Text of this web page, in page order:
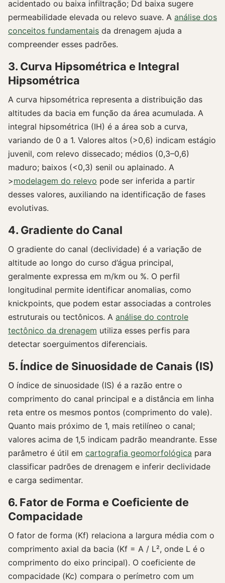
acidentado ou baixa infiltração; Dd baixa sugere
permeabilidade elevada ou relevo suave. A análise dos
conceitos fundamentais da drenagem ajuda a
compreender esses padrões.
3. Curva Hipsométrica e Integral
Hipsométrica
A curva hipsométrica representa a distribuição das
altitudes da bacia em função da área acumulada. A
integral hipsométrica (IH) é a área sob a curva,
variando de 0 a 1. Valores altos (>0,6) indicam estágio
juvenil, com relevo dissecado; médios (0,3–0,6)
maduro; baixos (<0,3) senil ou aplainado. A
>modelagem do relevo pode ser inferida a partir
desses valores, auxiliando na identificação de fases
evolutivas.
4. Gradiente do Canal
O gradiente do canal (declividade) é a variação de
altitude ao longo do curso d’água principal,
geralmente expressa em m/km ou %. O perfil
longitudinal permite identificar anomalias, como
knickpoints, que podem estar associadas a controles
estruturais ou tectônicos. A análise do controle
tectônico da drenagem utiliza esses perfis para
detectar soerguimentos diferenciais.
5. Índice de Sinuosidade de Canais (IS)
O índice de sinuosidade (IS) é a razão entre o
comprimento do canal principal e a distância em linha
reta entre os mesmos pontos (comprimento do vale).
Quanto mais próximo de 1, mais retilíneo o canal;
valores acima de 1,5 indicam padrão meandrante. Esse
parâmetro é útil em cartografia geomorfológica para
classificar padrões de drenagem e inferir declividade
e carga sedimentar.
6. Fator de Forma e Coeficiente de
Compacidade
O fator de forma (Kf) relaciona a largura média com o
comprimento axial da bacia (Kf = A / L², onde L é o
comprimento do eixo principal). O coeficiente de
compacidade (Kc) compara o perímetro com um